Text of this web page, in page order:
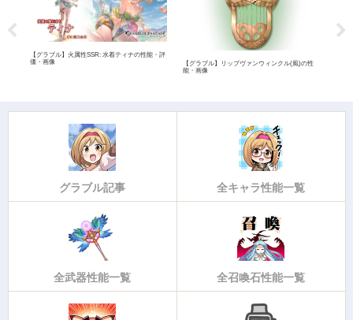
【グラブル】火属性SSR: 水着ティナの性能・評
価・画像
【グラブル】リップヴァンウィンクル(風)の性
能・画像
グラブル記事 全キャラ性能一覧
全武器性能一覧 全召喚石性能一覧